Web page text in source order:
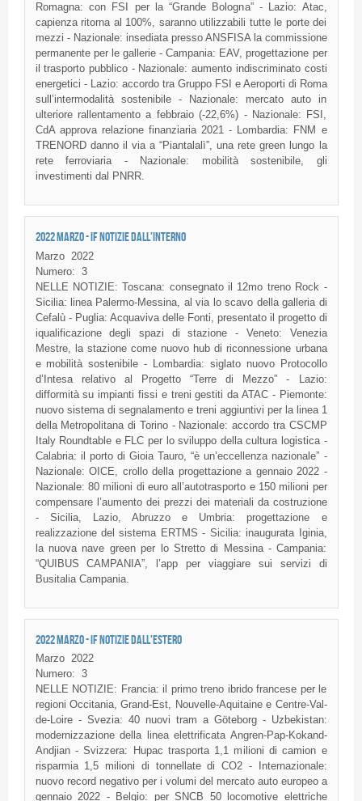
Romagna: con FSI per la “Grande Bologna” - Lazio: Atac,
capienza ritorna al 100%, saranno utilizzabili tutte le porte dei
mezzi - Nazionale: insediata presso ANSFISA la commissione
permanente per le gallerie - Campania: EAV, progettazione per
il trasporto pubblico - Nazionale: aumento indiscriminato costi
energetici - Lazio: accordo tra Gruppo FSI e Aeroporti di Roma
sull’intermodalità sostenibile - Nazionale: mercato auto in
ulteriore rallentamento a febbraio (-22,6%) - Nazionale: FSI,
CdA approva relazione finanziaria 2021 - Lombardia: FNM e
TRENORD danno il via a “Piantalalì”, una rete green lungo la
rete ferroviaria - Nazionale: mobilità sostenibile, gli
investimenti dal PNRR.
2022 MARZO - IF NOTIZIE DALL'INTERNO
Marzo
2022
Numero: 3
NELLE NOTIZIE: Toscana: consegnato il 12mo treno Rock -
Sicilia: linea Palermo-Messina, al via lo scavo della galleria di
Cefalù - Puglia: Acquaviva delle Fonti, presentato il progetto di
iqualificazione degli spazi di stazione - Veneto: Venezia
Mestre, la stazione come nuovo hub di riconnessione urbana
e mobilità sostenibile - Lombardia: siglato nuovo Protocollo
d’Intesa relativo al Progetto “Terre di Mezzo” - Lazio:
difformità su impianti fissi e treni gestiti da ATAC - Piemonte:
nuovo sistema di segnalamento e treni aggiuntivi per la linea 1
della Metropolitana di Torino - Nazionale: accordo tra CSCMP
Italy Roundtable e FLC per lo sviluppo della cultura logistica -
Calabria: il porto di Gioia Tauro, “è un’eccellenza nazionale” -
Nazionale: OICE, crollo della progettazione a gennaio 2022 -
Nazionale: 80 milioni di euro all’autotrasporto e 150 milioni per
compensare l’aumento dei prezzi dei materiali da costruzione
- Sicilia, Lazio, Abruzzo e Umbria: progettazione e
realizzazione del sistema ERTMS - Sicilia: inaugurata Iginia,
la nuova nave green per lo Stretto di Messina - Campania:
“QUIBUS CAMPANIA”, l’app per viaggiare sui servizi di
Busitalia Campania.
2022 MARZO - IF NOTIZIE DALL'ESTERO
Marzo 2022
Numero: 3
NELLE NOTIZIE: Francia: il primo treno ibrido francese per le
regioni Occitania, Grand-Est, Nouvelle-Aquitaine e Centre-Val-
de-Loire - Svezia: 40 nuovi tram a Göteborg - Uzbekistan:
modernizzazione della linea elettrificata Angren-Pap-Kokand-
Andjian - Svizzera: Hupac trasporta 1,1 milioni di camion e
risparmia 1,5 milioni di tonnellate di CO2 - Internazionale:
nuovo record negativo per i volumi del mercato auto europeo a
gennaio 2022 - Belgio: per SNCB 50 locomotive elettriche